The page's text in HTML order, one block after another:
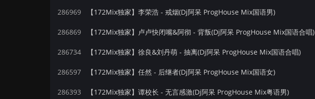
286969 【172Mix独家】李荣浩 - 戒烟(Dj阿呆 ProgHouse Mix国语男)
286869 【172Mix独家】卢卢快闭嘴&阿彻 - 背叛(Dj阿呆 ProgHouse Mix国语合唱)
286734 【172Mix独家】徐良&刘丹萌 - 抽离(Dj阿呆 ProgHouse Mix国语合唱)
286597 【172Mix独家】任然 - 后继者(Dj阿呆 ProgHouse Mix国语女)
286393 【172Mix独家】谭校长 - 无言感激(Dj阿呆 ProgHouse Mix粤语男)